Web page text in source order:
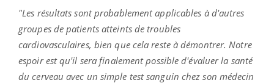
"Les résultats sont probablement applicables à d'autres
groupes de patients atteints de troubles
cardiovasculaires, bien que cela reste à démontrer. Notre
espoir est qu'il sera finalement possible d'évaluer la santé
du cerveau avec un simple test sanguin chez son médecin